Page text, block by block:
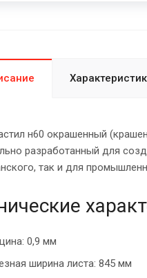
н60 окрашенный
разработанный для
так и для
0,9 мм
ширина листа: 845 мм